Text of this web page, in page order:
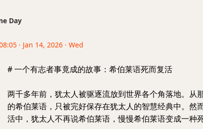
Day
· Jan 14, 2026 · Wed
# 一个有志者事竟成的故事：希伯莱语死而复活
两千多年前，犹太人被驱逐流放到世界各个角落地。从
的希伯莱语，只被完好保存在犹太人的智慧经典中。然
活中，犹太人不再说希伯莱语，慢慢希伯莱语变成一种